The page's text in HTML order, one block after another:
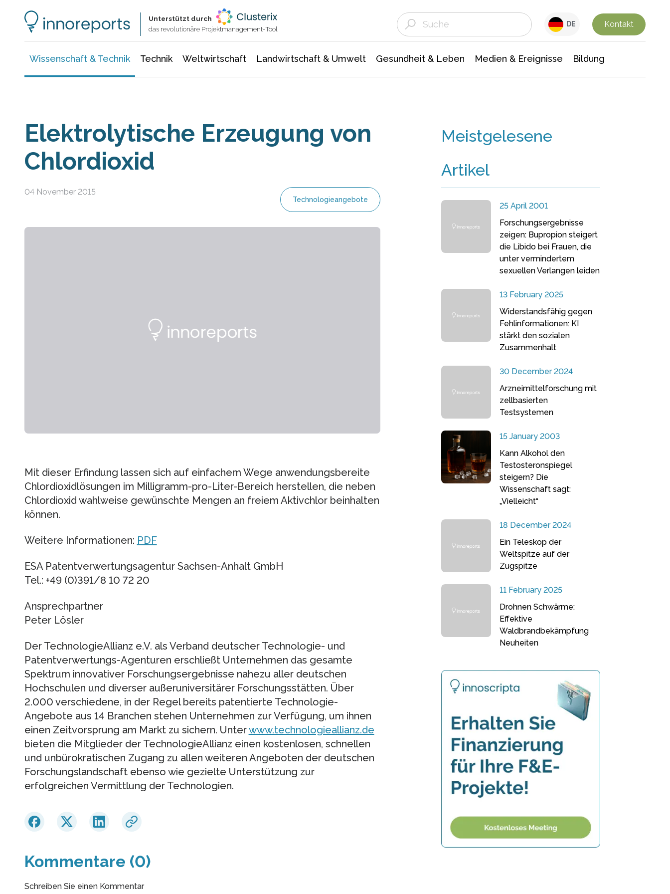
Unterstützt durch
das revolutionäre Projektmanagement-Tool
DE Kontakt
Wissenschaft & Technik Technik Weltwirtschaft Landwirtschaft & Umwelt Gesundheit & Leben Medien & Ereignisse Bildung
Elektrolytische Erzeugung von
Chlordioxid
04 November 2015
Technologieangebote
Mit dieser Erfindung lassen sich auf einfachem Wege anwendungsbereite
Chlordioxidlösungen im Milligramm-pro-Liter-Bereich herstellen, die neben
Chlordioxid wahlweise gewünschte Mengen an freiem Aktivchlor beinhalten
können.
Weitere Informationen: PDF
ESA Patentverwertungsagentur Sachsen-Anhalt GmbH
Tel.: +49 (0)391/8 10 72 20
Ansprechpartner
Peter Lösler
Der TechnologieAllianz e.V. als Verband deutscher Technologie- und
Patentverwertungs-Agenturen erschließt Unternehmen das gesamte
Spektrum innovativer Forschungsergebnisse nahezu aller deutschen
Hochschulen und diverser außeruniversitärer Forschungsstätten. Über
2.000 verschiedene, in der Regel bereits patentierte Technologie-
Angebote aus 14 Branchen stehen Unternehmen zur Verfügung, um ihnen
einen Zeitvorsprung am Markt zu sichern. Unterwww.technologieallianz.de
bieten die Mitglieder der TechnologieAllianz einen kostenlosen, schnellen
und unbürokratischen Zugang zu allen weiteren Angeboten der deutschen
Forschungslandschaft ebenso wie gezielte Unterstützung zur
erfolgreichen Vermittlung der Technologien.
Kommentare (0)
Schreiben Sie einen Kommentar
Meistgelesene
Artikel
25 April 2001
Forschungsergebnisse
zeigen: Bupropion steigert
die Libido bei Frauen, die
unter vermindertem
sexuellen Verlangen leiden
13 February 2025
Widerstandsfähig gegen
Fehlinformationen: KI
stärkt den sozialen
Zusammenhalt
30 December 2024
Arzneimittelforschung mit
zellbasierten
Testsystemen
15 January 2003
Kann Alkohol den
Testosteronspiegel
steigern? Die
Wissenschaft sagt:
„Vielleicht“
18 December 2024
Ein Teleskop der
Weltspitze auf der
Zugspitze
11 February 2025
Drohnen Schwärme:
Effektive
Waldbrandbekämpfung
Neuheiten